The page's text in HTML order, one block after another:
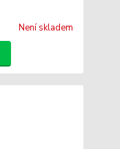
Není skladem